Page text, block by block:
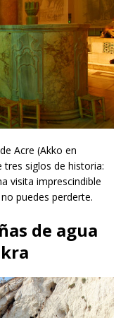
Acre (Akko en
siglos de historia:
visita imprescindible
puedes perderte.
de agua